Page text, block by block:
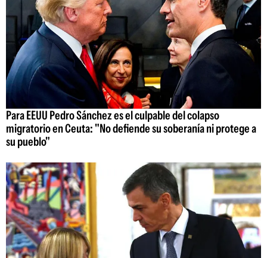
Para EEUU Pedro Sánchez es el culpable del colapso
migratorio en Ceuta: "No defiende su soberanía ni protege a
su pueblo"